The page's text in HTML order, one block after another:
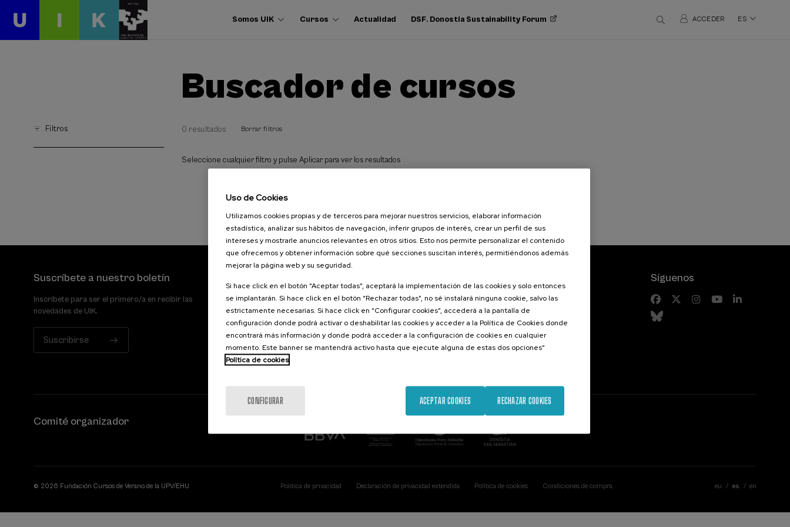
Somos UIK Cursos Actualidad DSF. Donostia Sustainability Forum ACCEDER ES
Buscador de cursos
Filtros 0 resultados Borrar filtros
Seleccione cualquier filtro y pulse Aplicar para ver los resultados
Suscríbete a nuestro boletín
Inscríbete para ser el primero/a en recibir las
novedades de UIK.
Suscribirse
Palacio Miramar
Paseo de Miraconcha, 48
20007 Donostia / San Sebastián
Gipuzkoa, Spain
Contacta con nosotros
Actividades anteriores
Síguenos
Comité organizador
© 2026 Fundación Cursos de Verano de la UPV/EHU Política de privacidad Declaración de privacidad extendida Política de cookies Condiciones de compra eu es en
Uso de Cookies
Utilizamos cookies propias y de terceros para mejorar nuestros servicios, elaborar información
estadística, analizar sus hábitos de navegación, inferir grupos de interés, crear un perfil de sus
intereses y mostrarle anuncios relevantes en otros sitios. Esto nos permite personalizar el contenido
que ofrecemos y obtener información sobre qué secciones suscitan interés, permitiéndonos además
mejorar la página web y su seguridad.
Si hace click en el botón “Aceptar todas”, aceptará la implementación de las cookies y solo entonces
se implantarán. Si hace click en el botón “Rechazar todas”, no sé instalará ninguna cookie, salvo las
estrictamente necesarias. Si hace click en “Configurar cookies”, accederá a la pantalla de
configuración donde podrá activar o deshabilitar las cookies y acceder a la Política de Cookies donde
encontrará más información y donde podrá acceder a la configuración de cookies en cualquier
momento. Este banner se mantendrá activo hasta que ejecute alguna de estas dos opciones”
Política de cookies
CONFIGURAR RECHAZAR COOKIES
ACEPTAR COOKIES